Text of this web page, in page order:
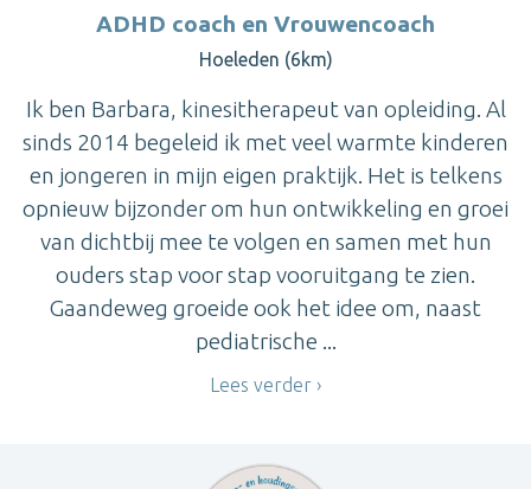
ADHD coach en Vrouwencoach
Hoeleden (6km)
Ik ben Barbara, kinesitherapeut van opleiding. Al
sinds 2014 begeleid ik met veel warmte kinderen
en jongeren in mijn eigen praktijk. Het is telkens
opnieuw bijzonder om hun ontwikkeling en groei
van dichtbij mee te volgen en samen met hun
ouders stap voor stap vooruitgang te zien.
Gaandeweg groeide ook het idee om, naast
pediatrische ...
Lees verder